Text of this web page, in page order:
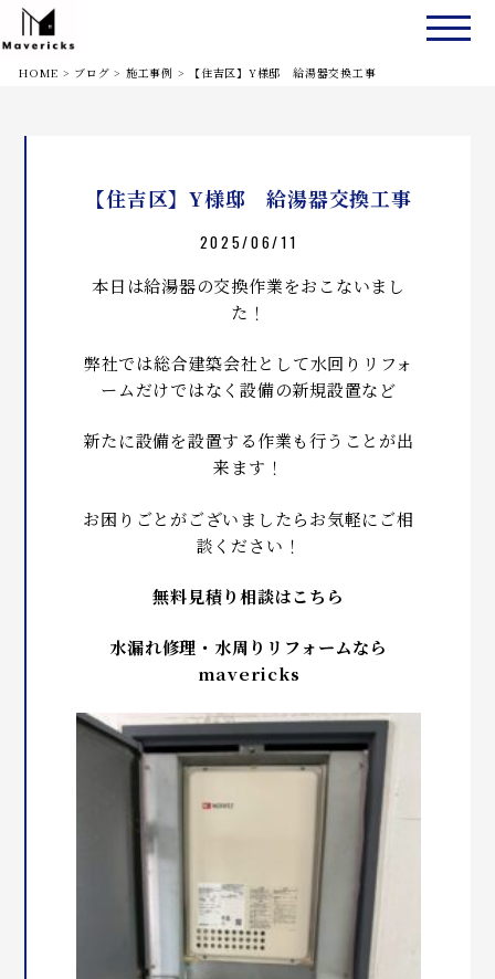
HOME > ブログ > 施工事例 > 【住吉区】Y様邸 給湯器交換工事
【住吉区】Y様邸 給湯器交換工事
2025/06/11
本日は給湯器の交換作業をおこないまし
た！
弊社では総合建築会社として水回りリフォ
ームだけではなく設備の新規設置など
新たに設備を設置する作業も行うことが出
来ます！
お困りごとがございましたらお気軽にご相
談ください！
無料見積り相談はこちら
水漏れ修理・水周りリフォームなら
mavericks